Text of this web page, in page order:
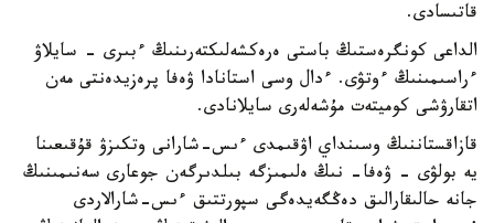
قاتىسادى.
الداعى كونگرەستىڭ باستى ەرەكشەلىكتەرىنىڭ ءبىرى - سايلاۋ
ءراسىمىنىڭ ءوتۋى. ءدال وسى استانادا ۋەفا پرەزيدەنتى مەن
اتقارۋشى كوميتەت مۇشەلەرى سايلانادى.
قازاقستاننىڭ وسىنداي اۋقىمدى ءىس-شارانى وتكىزۋ قۇقىعىنا
يە بولۋى - ۋەفا- نىڭ ەلىمىزگە بىلدىرگەن جوعارى سەنىمىنىڭ
جانە حالىقارالىق دەڭگەيدەگى سپورتتىق ءىس-شارالاردى